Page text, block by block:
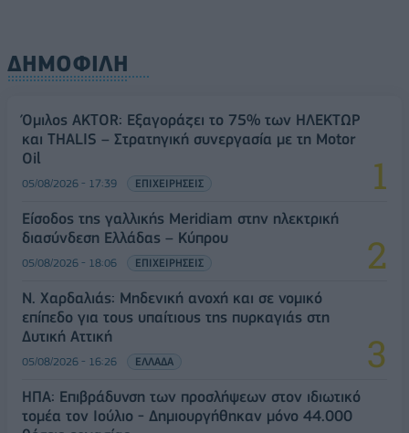
ΔΗΜΟΦΙΛΗ
Όμιλος AKTOR: Εξαγοράζει το 75% των ΗΛΕΚΤΩΡ
και THALIS – Στρατηγική συνεργασία με τη Motor
Oil
05/08/2026 - 17:39 ΕΠΙΧΕΙΡΗΣΕΙΣ
Είσοδος της γαλλικής Meridiam στην ηλεκτρική
διασύνδεση Ελλάδας – Κύπρου
05/08/2026 - 18:06 ΕΠΙΧΕΙΡΗΣΕΙΣ
Ν. Χαρδαλιάς: Μηδενική ανοχή και σε νομικό
επίπεδο για τους υπαίτιους της πυρκαγιάς στη
Δυτική Αττική
05/08/2026 - 16:26 ΕΛΛΑΔΑ
ΗΠΑ: Επιβράδυνση των προσλήψεων στον ιδιωτικό
τομέα τον Ιούλιο - Δημιουργήθηκαν μόνο 44.000